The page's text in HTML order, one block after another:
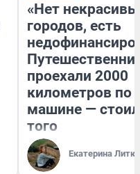
«Нет
городов, есть
проехали 2000
километров по
машине —
того
Екатерина